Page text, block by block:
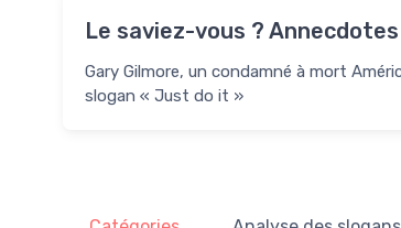
Le saviez-vous ?
Gary Gilmore, un condamné à mort
slogan « Just do it »